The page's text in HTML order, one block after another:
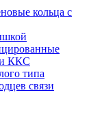
кольца с
ККС
типа
связи